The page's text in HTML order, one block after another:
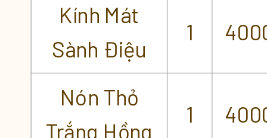
Kính Mát
Sành Điệu
1
Nón Thỏ
Trắng Hồng
1